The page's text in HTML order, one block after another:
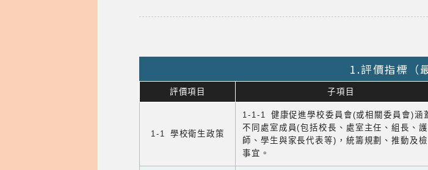
1.評價指標（
評價項目 子項目
1-1 學校衛生政策
1-1-1 健康促進學校委員會(或相關委員會)涵
不同處室成員(包括校長、處室主任、組長、
師、學生與家長代表等)，統籌規劃、推動及
事宜。